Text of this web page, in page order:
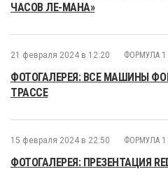
ЧАСОВ ЛЕ-МАНА»
21 февраля 2024 в 12:20 ФОРМУЛА 1
ФОТОГАЛЕРЕЯ: ВСЕ МАШИНЫ
ТРАССЕ
15 февраля 2024 в 22:50 ФОРМУЛА 1
ФОТОГАЛЕРЕЯ: ПРЕЗЕНТАЦИЯ